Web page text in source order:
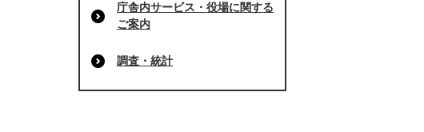
庁舎内サービス・役場に関する
ご案内
調査・統計